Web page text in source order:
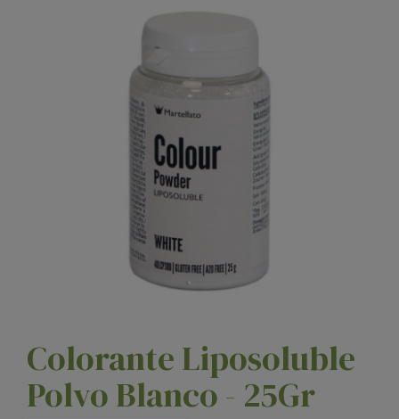
Colorante Liposoluble
Polvo Blanco - 25Gr